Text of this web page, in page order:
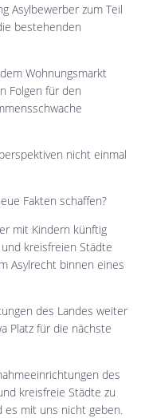
Asylbewerber zum Teil
bestehenden
Wohnungsmarkt
Folgen für den
nicht einmal
Fakten schaffen?
mit Kindern künftig
kreisfreien Städte
Asylrecht binnen eines
des Landes weiter
Platz für die nächste
des
kreisfreie Städte zu
es mit uns nicht geben.